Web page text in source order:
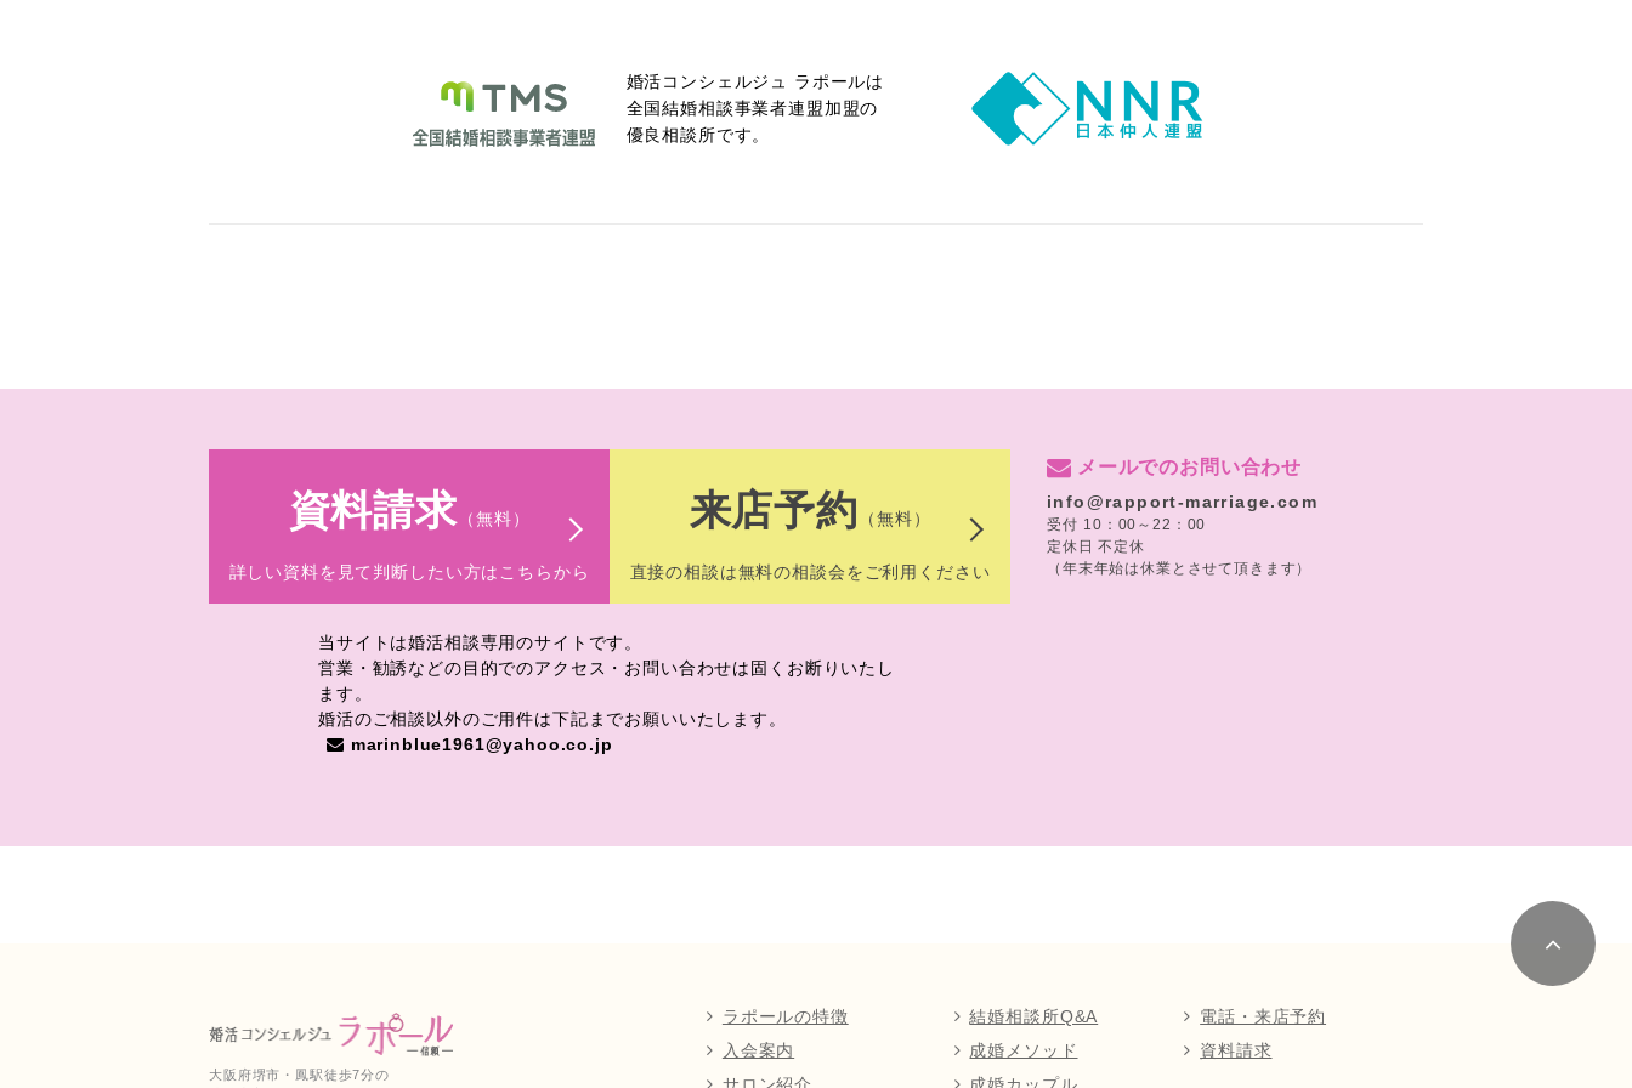
婚活コンシェルジュ ラポールは
全国結婚相談事業者連盟加盟の
優良相談所です。
資料請求 （無料）
詳しい資料を見て判断したい方はこちらから
来店予約 （無料）
直接の相談は無料の相談会をご利用ください
メールでのお問い合わせ
info@rapport-marriage.com
10：00～22：00
定休日 不定休
（年末年始は休業とさせて頂きます）
当サイトは婚活相談専用のサイトです。
営業・勧誘などの目的でのアクセス・お問い合わせは固くお断りいたし
ます。
婚活のご相談以外のご用件は下記までお願いいたします。
marinblue1961@yahoo.co.jp
大阪府堺市・鳳駅徒歩7分の
ラポールの特徴
入会案内
サロン紹介
結婚相談所Q&A
成婚メソッド
成婚カップル
電話・来店予約
資料請求